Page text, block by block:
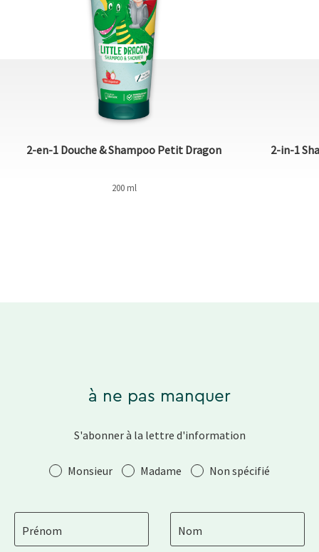
2-en-1 Douche & Shampoo Petit Dragon
200 ml
2-in-1
à ne pas manquer
S'abonner à la lettre d'information
SalutationMonsieur Madame Non spécifié
Prénom Nom